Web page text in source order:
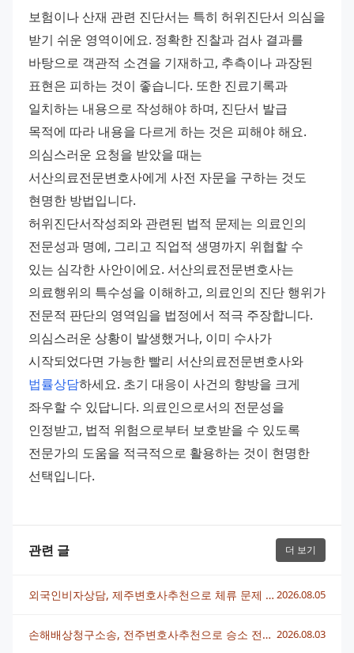
보험이나 산재 관련 진단서는 특히 허위진단서 의심을
받기 쉬운 영역이에요. 정확한 진찰과 검사 결과를
바탕으로 객관적 소견을 기재하고, 추측이나 과장된
표현은 피하는 것이 좋습니다. 또한 진료기록과
일치하는 내용으로 작성해야 하며, 진단서 발급
목적에 따라 내용을 다르게 하는 것은 피해야 해요.
의심스러운 요청을 받았을 때는
서산의료전문변호사에게 사전 자문을 구하는 것도
현명한 방법입니다.
허위진단서작성죄와 관련된 법적 문제는 의료인의
전문성과 명예, 그리고 직업적 생명까지 위협할 수
있는 심각한 사안이에요. 서산의료전문변호사는
의료행위의 특수성을 이해하고, 의료인의 진단 행위가
전문적 판단의 영역임을 법정에서 적극 주장합니다.
의심스러운 상황이 발생했거나, 이미 수사가
법률상담하세요. 초기 대응이 사건의 향방을 크게
좌우할 수 있답니다. 의료인으로서의 전문성을
인정받고, 법적 위험으로부터 보호받을 수 있도록
전문가의 도움을 적극적으로 활용하는 것이 현명한
선택입니다.
관련 글 더 보기
외국인비자상담, 제주변호사추천으로 체류 문제 빠르게 해결하는 법 2026.08.05
손해배상청구소송, 전주변호사추천으로 승소 전략 세우는 법 2026.08.03